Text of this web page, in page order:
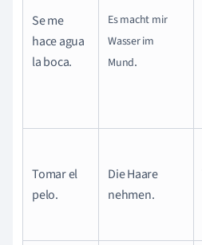
Se me
hace agua
la boca.
Es macht mir
Wasserim
Mund.
Tomar el
pelo.
Die Haare
nehmen.